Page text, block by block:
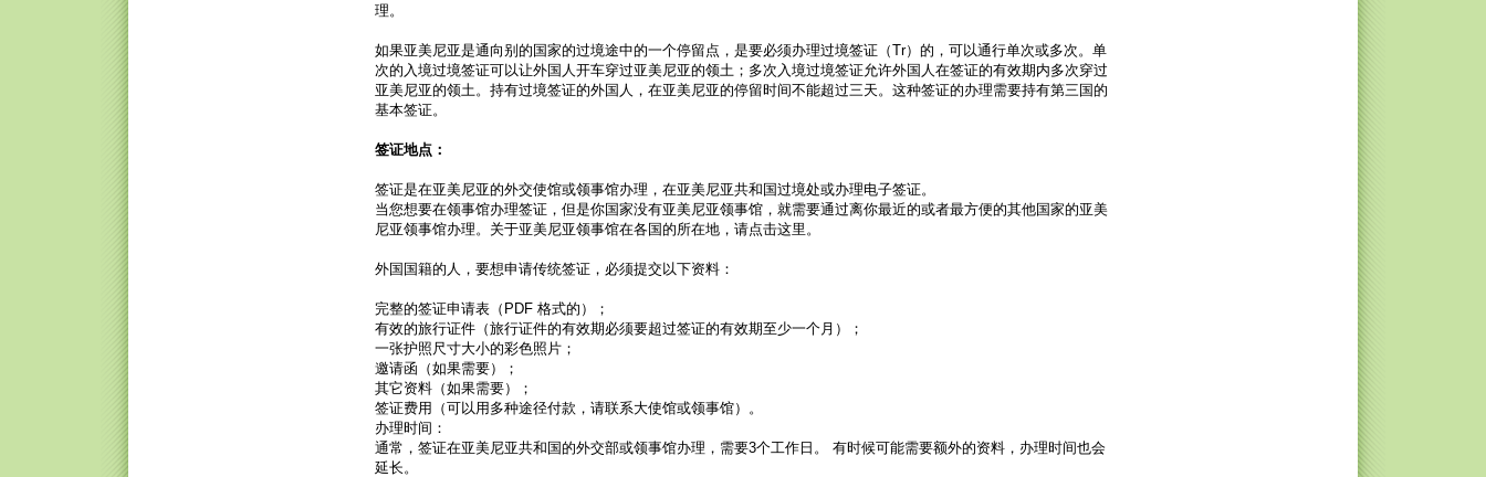
理。
如果亚美尼亚是通向别的国家的过境途中的一个停留点，是要必须办理过境签证（Tr）的，可以通行单次或多次。单
次的入境过境签证可以让外国人开车穿过亚美尼亚的领土；多次入境过境签证允许外国人在签证的有效期内多次穿过
亚美尼亚的领土。持有过境签证的外国人，在亚美尼亚的停留时间不能超过三天。这种签证的办理需要持有第三国的
基本签证。
签证地点：
签证是在亚美尼亚的外交使馆或领事馆办理，在亚美尼亚共和国过境处或办理电子签证。
当您想要在领事馆办理签证，但是你国家没有亚美尼亚领事馆，就需要通过离你最近的或者最方便的其他国家的亚美
尼亚领事馆办理。关于亚美尼亚领事馆在各国的所在地，请点击这里。
外国国籍的人，要想申请传统签证，必须提交以下资料：
完整的签证申请表（PDF 格式的）；
有效的旅行证件（旅行证件的有效期必须要超过签证的有效期至少一个月）；
一张护照尺寸大小的彩色照片；
邀请函（如果需要）；
其它资料（如果需要）；
签证费用（可以用多种途径付款，请联系大使馆或领事馆）。
办理时间：
通常，签证在亚美尼亚共和国的外交部或领事馆办理，需要3个工作日。 有时候可能需要额外的资料，办理时间也会
延长。